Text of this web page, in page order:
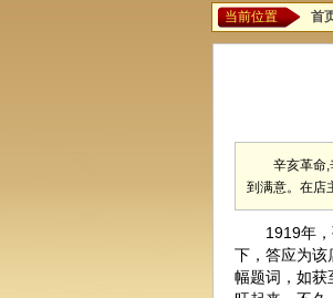
当前位置 首
辛亥革命,
到满意。在店
1919年，孙
下，答应为该
幅题词，如获